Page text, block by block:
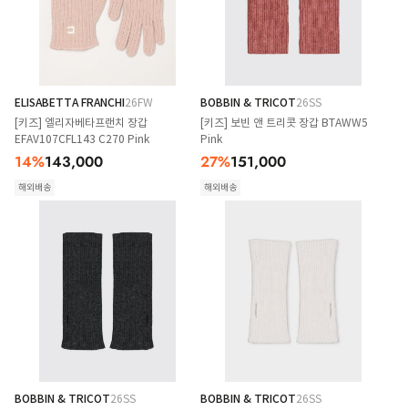
ELISABETTA FRANCHI26FW
[키즈] 엘리자베타프랜치 장갑
EFAV107CFL143 C270 Pink
14%143,000
해외배송
BOBBIN & TRICOT26SS
[키즈] 보빈 앤 트리콧 장갑 BTAWW5
Pink
27%151,000
해외배송
BOBBIN & TRICOT26SS
BOBBIN & TRICOT26SS